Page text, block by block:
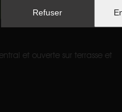
Refuser
et ouverte sur terrasse et